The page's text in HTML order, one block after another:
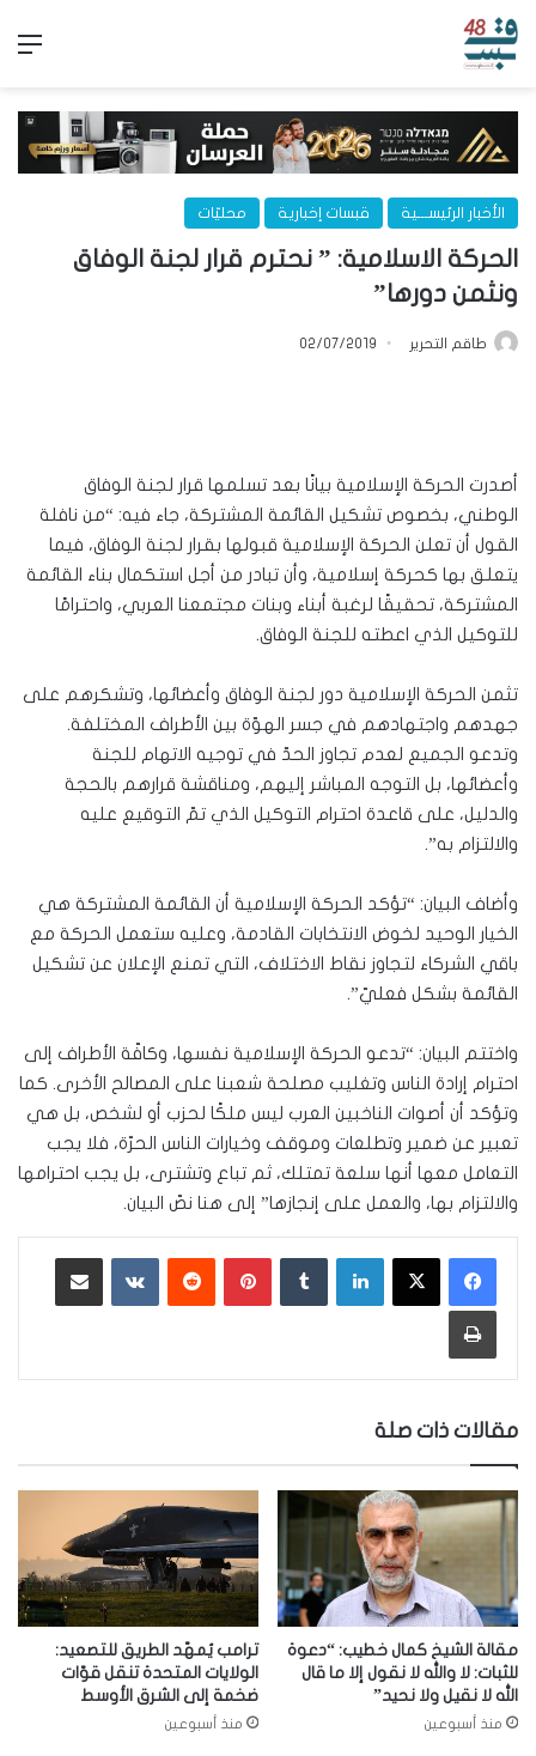
الأخبار الرئيســـية قبسات إخبارية محليّات
الحركة الاسلامية: ” نحترم قرار لجنة الوفاق
ونثمن دورها”
طاقم التحرير 02/07/2019
أصدرت الحركة الإسلامية بيانًا بعد تسلمها قرار لجنة الوفاق
الوطني، بخصوص تشكيل القائمة المشتركة، جاء فيه: “من نافلة
القول أن تعلن الحركة الإسلامية قبولها بقرار لجنة الوفاق، فيما
يتعلق بها كحركة إسلامية، وأن تبادر من أجل استكمال بناء القائمة
المشتركة، تحقيقًا لرغبة أبناء وبنات مجتمعنا العربي، واحترامًا
للتوكيل الذي اعطته للجنة الوفاق.
تثمن الحركة الإسلامية دور لجنة الوفاق وأعضائها، وتشكرهم على
جهدهم واجتهادهم في جسر الهوّة بين الأطراف المختلفة.
وتدعو الجميع لعدم تجاوز الحدّ في توجيه الاتهام للجنة
وأعضائها، بل التوجه المباشر إليهم، ومناقشة قرارهم بالحجة
والدليل، على قاعدة احترام التوكيل الذي تمّ التوقيع عليه
والالتزام به”.
وأضاف البيان: “تؤكد الحركة الإسلامية أن القائمة المشتركة هي
الخيار الوحيد لخوض الانتخابات القادمة، وعليه ستعمل الحركة مع
باقي الشركاء لتجاوز نقاط الاختلاف، التي تمنع الإعلان عن تشكيل
القائمة بشكل فعليّ”.
واختتم البيان: “تدعو الحركة الإسلامية نفسها، وكافّة الأطراف إلى
احترام إرادة الناس وتغليب مصلحة شعبنا على المصالح الأخرى. كما
وتؤكد أن أصوات الناخبين العرب ليس ملكًا لحزب أو لشخص، بل هي
تعبير عن ضمير وتطلعات وموقف وخيارات الناس الحرّة، فلا يجب
التعامل معها أنها سلعة تمتلك، ثم تباع وتشترى، بل يجب احترامها
والالتزام بها، والعمل على إنجازها” إلى هنا نصّ البيان.
لينكدإن بينتيريست ‏VKontakte
طباعة
مقالات ذات صلة
مقالة الشيخ كمال خطيب: “دعوة
للثبات: لا والله لا نقول إلا ما قال
الله لا نقيل ولا نحيد”
منذ أسبوعين
ترامب يُمهّد الطريق للتصعيد:
الولايات المتحدة تنقل قوّات
ضخمة إلى الشرق الأوسط
منذ أسبوعين